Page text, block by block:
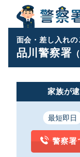
面会・差し入れの
品川警察署
家族が
最短即日
警察署